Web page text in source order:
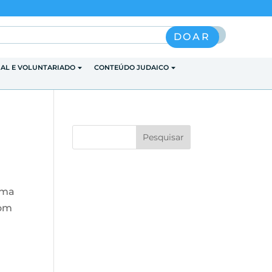
Pesquisar
DOAR
E VOLUNTARIADO CONTEÚDO JUDAICO